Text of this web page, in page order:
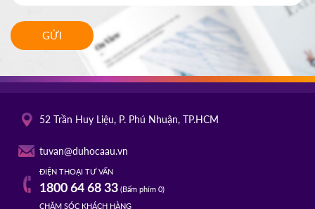
GỬI
52 Trần Huy Liệu, P. Phú Nhuận, TP.HCM
tuvan@duhocaau.vn
ĐIỆN THOẠI TƯ VẤN
1800 64 68 33(Bấm phím 0)
CHĂM SÓC KHÁCH HÀNG